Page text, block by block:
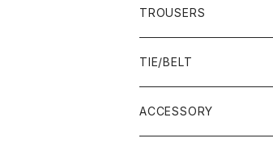
22.5-23.0 cm
23.0-23.5 cm
23.5-24.0 cm
TROUSERS
TIE/BELT
ACCESSORY